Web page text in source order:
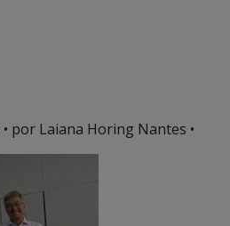
• por Laiana Horing Nantes •